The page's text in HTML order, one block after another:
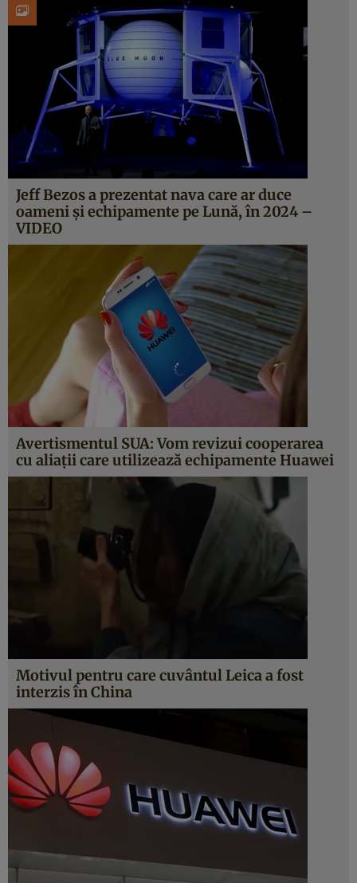
Jeff Bezos a prezentat nava care ar duce
oameni şi echipamente pe Lună, în 2024 –
VIDEO
Avertismentul SUA: Vom revizui cooperarea
cu aliaţii care utilizează echipamente Huawei
Motivul pentru care cuvântul Leica a fost
interzis în China